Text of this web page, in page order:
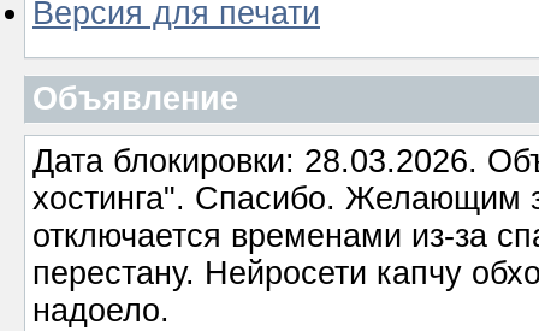
Версия для печати
Объявление
Дата блокировки: 28.03.2026.
хостинга". Спасибо. Желающим
отключается временами из-за
перестану. Нейросети капчу
надоело.